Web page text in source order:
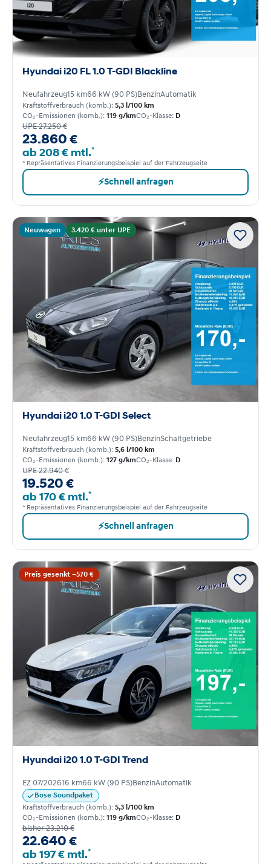
Hyundai i20 FL 1.0 T-GDI Blackline
Neufahrzeug15 km66 kW (90 PS)BenzinAutomatik
Kraftstoffverbrauch (komb.): 5,3 l/100 km
CO₂-Emissionen (komb.): 119 g/kmCO₂-Klasse: D
UPE 27.250 €
23.860 €
ab 208 € mtl.*
* Repräsentatives Finanzierungsbeispiel auf der Fahrzeugseite
⚡Schnell anfragen
Neuwagen 3.420 € unter UPE
Hyundai i20 1.0 T-GDI Select
Neufahrzeug15 km66 kW (90 PS)BenzinSchaltgetriebe
Kraftstoffverbrauch (komb.): 5,6 l/100 km
CO₂-Emissionen (komb.): 127 g/kmCO₂-Klasse: D
UPE 22.940 €
19.520 €
ab 170 € mtl.*
* Repräsentatives Finanzierungsbeispiel auf der Fahrzeugseite
⚡Schnell anfragen
Preis gesenkt −570 €
Hyundai i20 1.0 T-GDI Trend
EZ 07/202616 km66 kW (90 PS)BenzinAutomatik
Bose Soundpaket
Kraftstoffverbrauch (komb.): 5,3 l/100 km
CO₂-Emissionen (komb.): 119 g/kmCO₂-Klasse: D
bisher 23.210 €
22.640 €
ab 197 € mtl.*